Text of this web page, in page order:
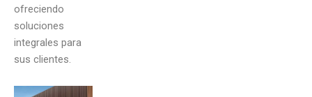
ofreciendo
soluciones
integrales para
sus clientes.